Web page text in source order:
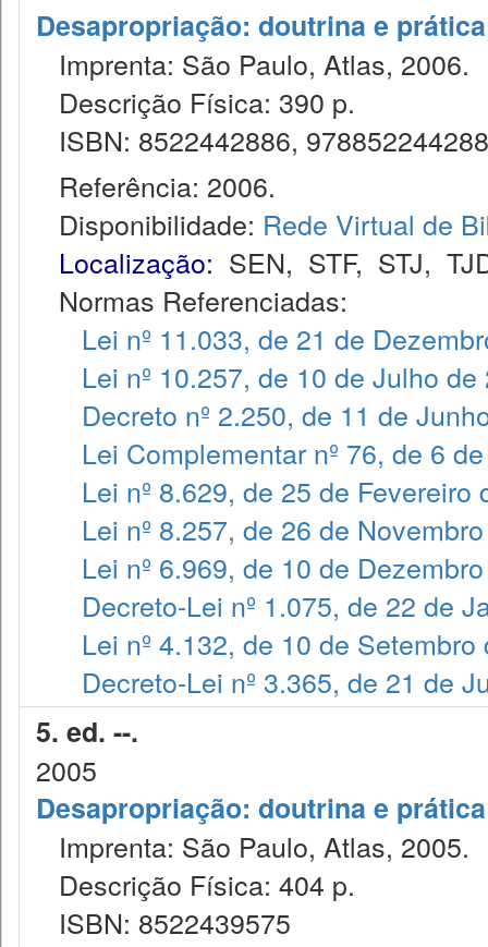
Desapropriação: doutrina e prática
Imprenta: São Paulo, Atlas, 2006.
Descrição Física: 390 p.
ISBN: 8522442886,
Referência: 2006.
Disponibilidade: Rede Virtual de
Localização: SEN, STF, STJ,
Normas Referenciadas:
Lei nº 11.033, de 21 de
Lei nº 10.257, de 10 de Julho de
Decreto nº 2.250, de 11 de
Lei Complementar nº 76, de 6
Lei nº 8.629, de 25 de Fevereiro
Lei nº 8.257, de 26 de
Lei nº 6.969, de 10 de
Decreto-Lei nº 1.075, de 22 de
Lei nº 4.132, de 10 de Setembro
Decreto-Lei nº 3.365, de 21 de
5. ed. --.
2005
Desapropriação: doutrina e prática
Imprenta: São Paulo, Atlas, 2005.
Descrição Física: 404 p.
ISBN: 8522439575